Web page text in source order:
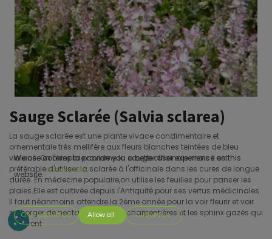
Sauge Sclarée (Salvia sclarea)
La sauge sclarée est une plante vivace condimentaire et
ornementale très mellifère aux fleurs blanches teintées de bleu
violacé. On l'emploie comme la sauge officinale mais il est
préférable d'utiliser la sclarée à l'officinale dans les cures de longue
durée. En médecine populaire,on utilise les feuilles pour panser les
plaies.Elle est cultivée depuis l'Antiquité pour ses vertus médicinales.
Il faut néanmoins attendre la 2ème année pour la voir fleurir et voir
se gorger de nectar les abeilles charpentières et les sphinx gazés qui
l'adorent.
We use cookies to provide you a better user experience on this
website. Cookie Policy
Only essentials Allow all Customize